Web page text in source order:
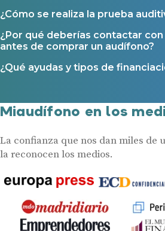
¿Cómo se realiza la prueba
¿Por qué deberías contactar
antes de comprar un audífono?
¿Qué ayudas y tipos de
Miaudífono en los
La confianza que nos dan miles de
la reconocen los medios.
Contacto